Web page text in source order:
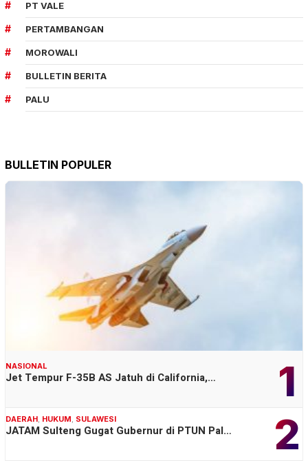
PT VALE
PERTAMBANGAN
MOROWALI
BULLETIN BERITA
PALU
BULLETIN POPULER
1
NASIONAL
Jet Tempur F-35B AS Jatuh di California,…
2
DAERAH HUKUM SULAWESI
JATAM Sulteng Gugat Gubernur di PTUN Pal…